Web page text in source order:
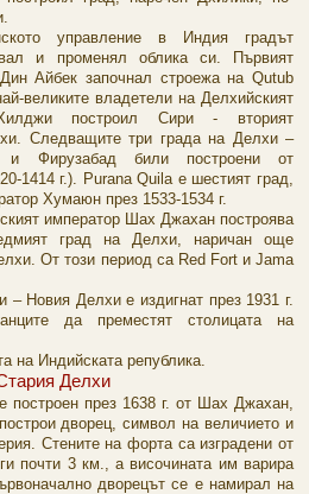
управление в Индия градът
и променял облика си. Първият
Айбек започнал строежа на Qutub
великите владетели на Делхийският
построил Сири - вторият
Следващите три града на Делхи –
и Фирузабад били построени от
1414 г.). Purana Quila e шестият град,
Хумаюн през 1533-1534 г.
император Шах Джахан построява
град на Делхи, наричан още
От този период са Red Fort и Jama
Новия Делхи е издигнат през 1931 г.
да преместят столицата на
на Индийската република.
Делхи
построен през 1638 г. от Шах Джахан,
дворец, символ на величието и
Стените на форта са изградени от
почти 3 км., а височината им варира
дворецът се е намирал на